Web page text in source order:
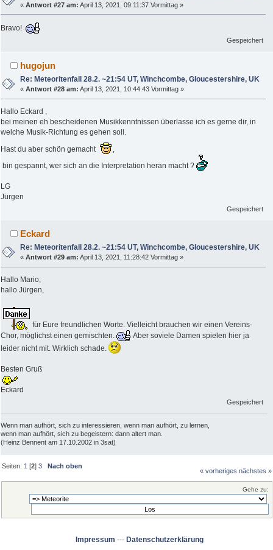
«Antwort #27 am: April 13, 2021, 09:11:37 Vormittag »
Bravo!
Gespeichert
hugojun
Re: Meteoritenfall 28.2. ~21:54 UT, Winchcombe, Gloucestershire, UK
«Antwort #28 am: April 13, 2021, 10:44:43 Vormittag »
Hallo Eckard ,
bei meinen eh bescheidenen Musikkenntnissen überlasse ich es gerne dir, in
welche Musik-Richtung es gehen soll.
Hast du aber schön gemacht
,
bin gespannt, wer sich an die Interpretation heran macht ?
LG
Jürgen
Gespeichert
Eckard
Re: Meteoritenfall 28.2. ~21:54 UT, Winchcombe, Gloucestershire, UK
«Antwort #29 am: April 13, 2021, 11:28:42 Vormittag »
Hallo Mario,
hallo Jürgen,
für Eure freundlichen Worte. Vielleicht brauchen wir einen Vereins-
Chor, möglichst einen gemischten.
Aber soviele Damen spielen hier ja
leider nicht mit. Wirklich schade.
Besten Gruß
Eckard
Gespeichert
Wenn man aufhört, sich zu interessieren, wenn man aufhört, zu lernen,
wenn man aufhört, sich zu begeistern: dann altert man.
(Heinz Bennent am 17.10.2002 in 3sat)
Seiten: 1 [2]3 Nach oben
« vorheriges nächstes »
Gehe zu:
Impressum --- Datenschutzerklärung